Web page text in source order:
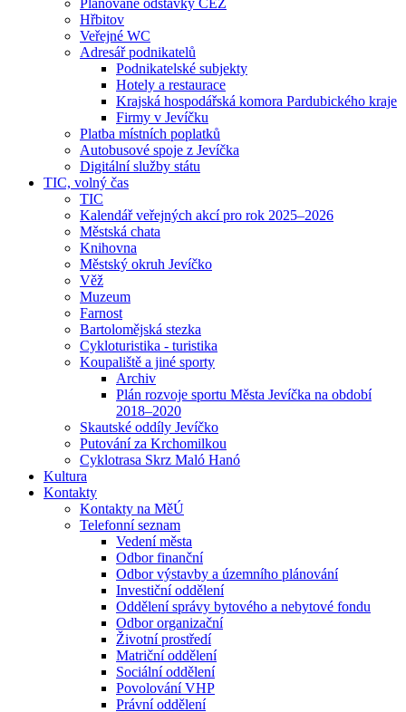
Plánované odstávky ČEZ
Hřbitov
Veřejné WC
Adresář podnikatelů
Podnikatelské subjekty
Hotely a restaurace
Krajská hospodářská komora Pardubického kraje
Firmy v Jevíčku
Platba místních poplatků
Autobusové spoje z Jevíčka
Digitální služby státu
TIC, volný čas
TIC
Kalendář veřejných akcí pro rok 2025–2026
Městská chata
Knihovna
Městský okruh Jevíčko
Věž
Muzeum
Farnost
Bartolomějská stezka
Cykloturistika - turistika
Koupaliště a jiné sporty
Archiv
Plán rozvoje sportu Města Jevíčka na období
2018–2020
Skautské oddíly Jevíčko
Putování za Krchomilkou
Cyklotrasa Skrz Maló Hanó
Kultura
Kontakty
Kontakty na MěÚ
Telefonní seznam
Vedení města
Odbor finanční
Odbor výstavby a územního plánování
Investiční oddělení
Oddělení správy bytového a nebytové fondu
Odbor organizační
Životní prostředí
Matriční oddělení
Sociální oddělení
Povolování VHP
Právní oddělení